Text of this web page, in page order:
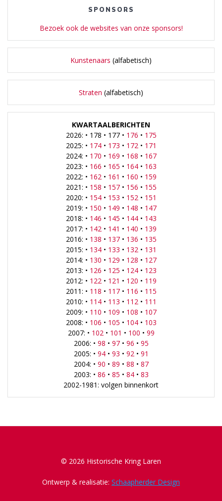
SPONSORS
Bezoek ook de websites van onze sponsors!
Kunstenaars (alfabetisch)
Straten (alfabetisch)
KWARTAALBERICHTEN
2026: • 178 • 177 • 176 • 175
2025: • 174• 173 • 172 • 171
2024: • 170 • 169 • 168 • 167
2023: • 166 • 165 • 164• 163
2022: • 162 • 161 • 160 • 159
2021: • 158 • 157• 156 • 155
2020: • 154• 153 • 152 • 151
2019: • 150 • 149 • 148 • 147
2018: • 146 • 145 • 144• 143
2017: • 142 • 141 • 140 • 139
2016: • 138 • 137• 136 • 135
2015: • 134• 133 • 132 • 131
2014: • 130 • 129 • 128 • 127
2013: • 126 • 125 • 124• 123
2012: • 122 • 121 • 120 • 119
2011: • 118 • 117• 116 • 115
2010: • 114• 113 • 112 • 111
2009: • 110 • 109 • 108 • 107
2008: • 106 • 105 • 104• 103
2007: • 102 • 101 • 100 • 99
2006: • 98 • 97• 96 • 95
2005: • 94• 93 • 92 • 91
2004: • 90 • 89 • 88 • 87
2003: • 86 • 85 • 84• 83
2002-1981: volgen binnenkort
© 2026 Historische Kring Laren
Ontwerp & realisatie: Schaapherder Design